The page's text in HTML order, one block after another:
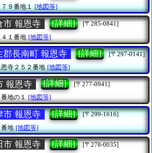
９番地１ [地図等]
市 報恩寺 [詳細]
[〒285-0841]
１番地 [地図等]
郡長南町 報恩寺 [詳細]
[〒297-0141]
寺２５２番地 [地図等]
報恩寺 [詳細]
[〒277-0941]
地の１ [地図等]
市 報恩寺 [詳細]
[〒299-1616]
地 [地図等]
市 報恩寺 [詳細]
[〒278-0035]